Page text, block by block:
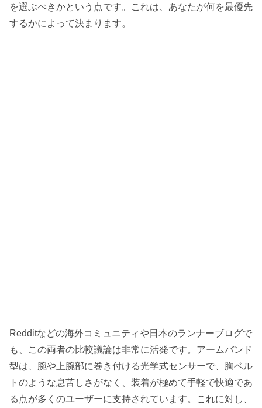
を選ぶべきかという点です。これは、あなたが何を最優先
するかによって決まります。
Redditなどの海外コミュニティや日本のランナーブログで
も、この両者の比較議論は非常に活発です。アームバンド
型は、腕や上腕部に巻き付ける光学式センサーで、胸ベル
トのような息苦しさがなく、装着が極めて手軽で快適であ
る点が多くのユーザーに支持されています。これに対し、